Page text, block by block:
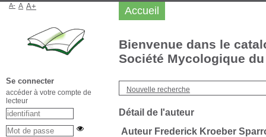
Bienvenue dans le
Société Mycologique
Nouvelle recherche
Détail de l'auteur
Auteur Frederick Kroeber
Accueil
A- A A+
Se connecter
accéder à votre compte de
lecteur